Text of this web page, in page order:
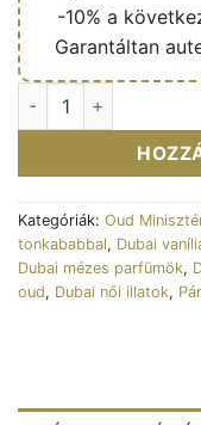
-10% a
Garantáltan
Eau de parfum Nile
Kategóriák: Oud
tonkababbal, Dubai
Dubai mézes parfümök,
oud, Dubai női illatok,